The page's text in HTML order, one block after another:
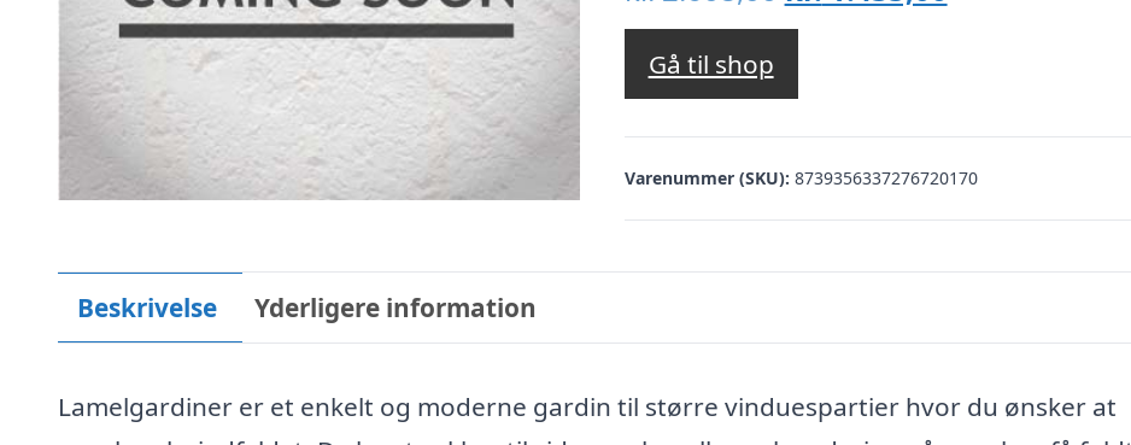
oprindelige
var:
kr. 2.608,00.kr. 1.435,00.
Gå til shop
Varenummer (SKU): 8739356337276720170
Beskrivelse Yderligere information
Lamelgardiner er et enkelt og moderne gardin til større vinduespartier hvor du ønsker at